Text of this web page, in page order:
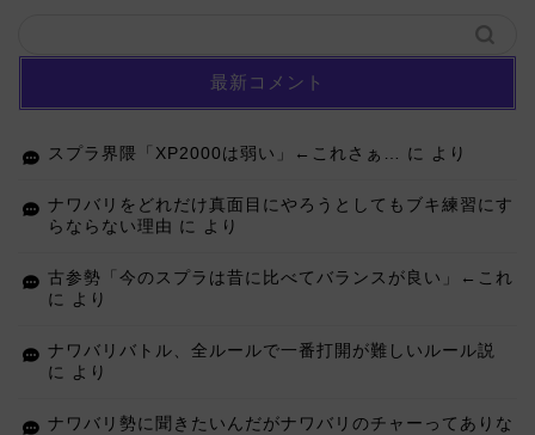
最新コメント
スプラ界隈「XP2000は弱い」←これさぁ… に より
ナワバリをどれだけ真面目にやろうとしてもブキ練習にす
らならない理由 に より
古参勢「今のスプラは昔に比べてバランスが良い」←これ
に より
ナワバリバトル、全ルールで一番打開が難しいルール説
に より
ナワバリ勢に聞きたいんだがナワバリのチャーってありな